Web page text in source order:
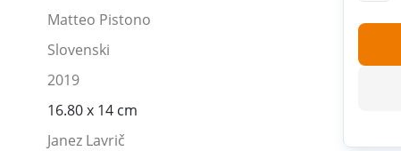
Matteo Pistono
Slovenski
2019
16.80 x 14 cm
Janez Lavrič